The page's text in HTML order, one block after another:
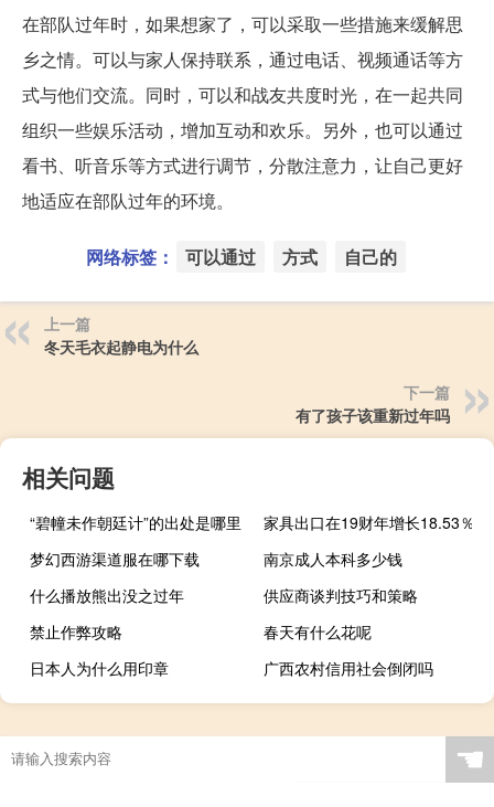
在部队过年时，如果想家了，可以采取一些措施来缓解思
乡之情。可以与家人保持联系，通过电话、视频通话等方
式与他们交流。同时，可以和战友共度时光，在一起共同
组织一些娱乐活动，增加互动和欢乐。另外，也可以通过
看书、听音乐等方式进行调节，分散注意力，让自己更好
地适应在部队过年的环境。
网络标签： 可以通过 方式 自己的
上一篇
冬天毛衣起静电为什么
下一篇
有了孩子该重新过年吗
相关问题
“碧幢未作朝廷计”的出处是哪里
家具出口在19财年增长18.53％
梦幻西游渠道服在哪下载
南京成人本科多少钱
什么播放熊出没之过年
供应商谈判技巧和策略
禁止作弊攻略
春天有什么花呢
日本人为什么用印章
广西农村信用社会倒闭吗
☚